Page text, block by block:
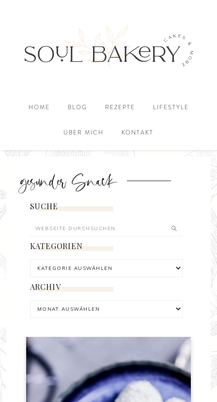
HOME BLOG REZEPTE LIFESTYLE
ÜBER MICH KONTAKT
gesunder Snack
SUCHE
KATEGORIEN
ARCHIV